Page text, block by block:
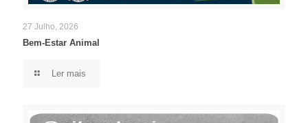
27 Julho, 2026
Bem-Estar Animal
Ler mais